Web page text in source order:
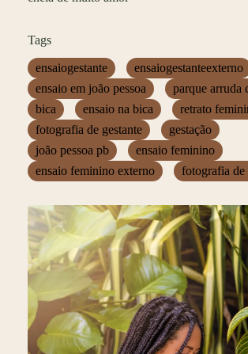
Tags
ensaiogestante
ensaiogestanteexterno
ensaio em joão pessoa
parque arruda
bica
ensaio na bica
retrato
fotografia de gestante
gestação
joão pessoa pb
ensaio feminino
ensaio feminino externo
fotografia de